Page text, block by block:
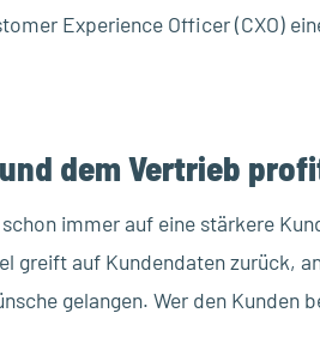
Experience Officer (CXO)
dem Vertrieb
immer auf eine stärkere
greift auf Kundendaten zurück,
gelangen. Wer den Kunden